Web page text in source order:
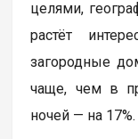
целями,
растёт
загородные
чаще, чем в
ночей — на 17%.